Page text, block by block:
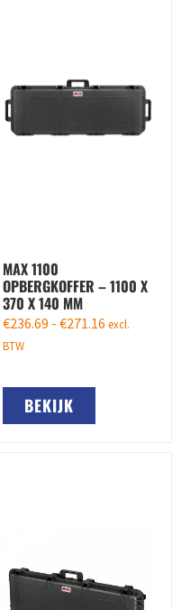
MAX 1100
OPBERGKOFFER – 1100 X
370 X 140 MM
€236.69 - €271.16 excl.
BTW
BEKIJK